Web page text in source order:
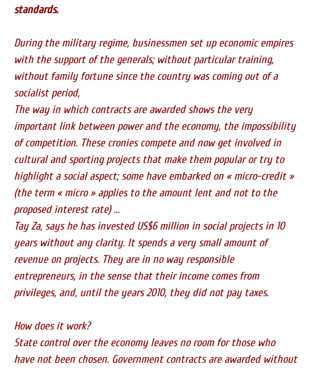
standards.
During the military regime, businessmen set up economic empires
with the support of the generals; without particular training,
without family fortune since the country was coming out of a
socialist period,
The way in which contracts are awarded shows the very
important link between power and the economy, the impossibility
of competition. These cronies compete and now get involved in
cultural and sporting projects that make them popular or try to
highlight a social aspect; some have embarked on « micro-credit »
(the term « micro » applies to the amount lent and not to the
proposed interest rate) …
Tay Za, says he has invested US$6 million in social projects in 10
years without any clarity. It spends a very small amount of
revenue on projects. They are in no way responsible
entrepreneurs, in the sense that their income comes from
privileges, and, until the years 2010, they did not pay taxes.
How does it work?
State control over the economy leaves no room for those who
have not been chosen. Government contracts are awarded without